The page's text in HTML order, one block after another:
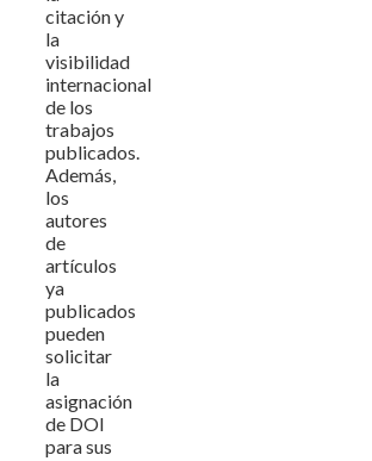
citación y
la
visibilidad
internacional
de los
trabajos
publicados.
Además,
los
autores
de
artículos
ya
publicados
pueden
solicitar
la
asignación
de DOI
para sus